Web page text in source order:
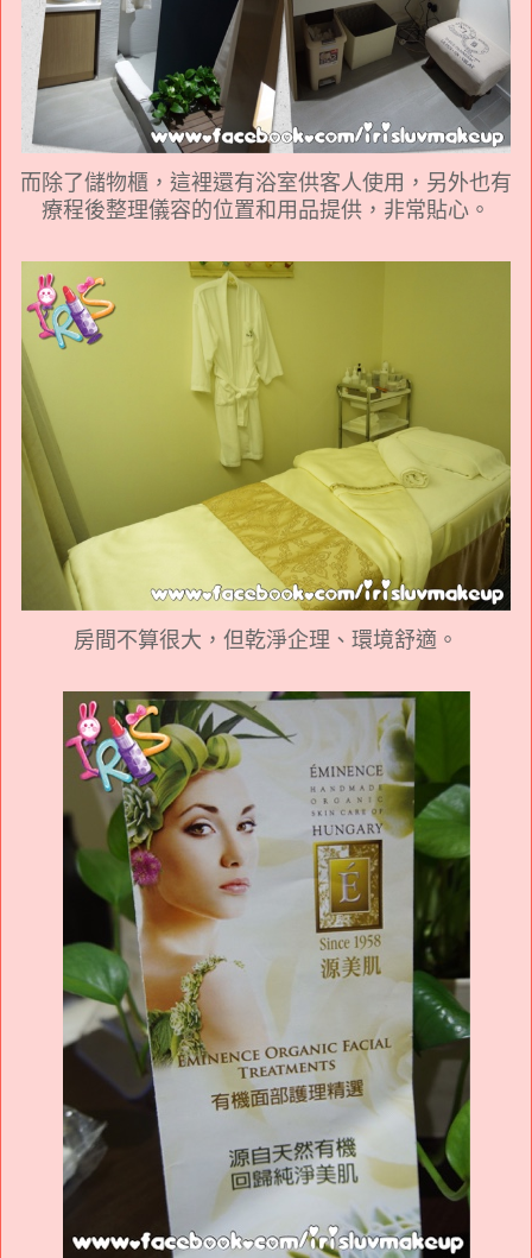
而除了儲物櫃，這裡還有浴室供客人使用，另外也有
療程後整理儀容的位置和用品提供，非常貼心。
房間不算很大，但乾淨企理、環境舒適。